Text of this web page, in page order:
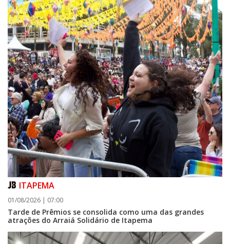
Camboriú inicia obra que ampliará conexão entre vias e reforçará
mobilidade urbana
PORTO BELO
ITAPEMA
01/08/2026 | 07:00
Tarde de Prêmios se consolida como uma das grandes
atrações do Arraiá Solidário de Itapema